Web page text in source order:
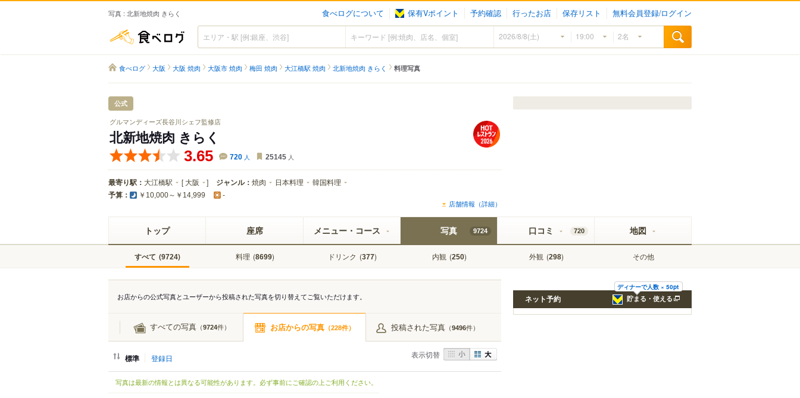
写真 : 北新地焼肉 きらく 食べログについて 保有Vポイント 予約確認 行ったお店 保存リスト 無料会員登録/ログイン
食べログ
食べログ 大阪 大阪 焼肉 大阪市 焼肉 梅田 焼肉 大江橋駅 焼肉 北新地焼肉 きらく 料理写真
公式
グルマンディーズ長谷川シェフ監修店
北新地焼肉 きらく
3.65 720 人 25145 人
最寄り駅： 大江橋駅 [ 大阪 ] ジャンル： 焼肉 日本料理 韓国料理
予算： ￥10,000～￥14,999 -
店舗情報（詳細）
トップ 座席 メニュー・コース 写真 9724
すべて (9724) 料理 (8699) ドリンク (377) 内観 (250) 外観 (298) その他
口コミ 720 地図
お店からの公式写真とユーザーから投稿された写真を切り替えてご覧いただけます。
すべての写真（9724件） お店からの写真（228件） 投稿された写真 （9496件）
標準 登録日 表示切替
写真は最新の情報とは異なる可能性があります。必ず事前にご確認の上ご利用ください。
ディナーで人数 × 50pt
貯まる・使える
ネット予約